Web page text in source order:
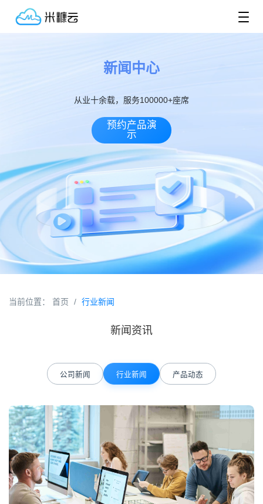
新闻中心
从业十余载，服务100000+座席
预约产品演
示
当前位置： 首页 / 行业新闻
新闻资讯
公司新闻 行业新闻 产品动态